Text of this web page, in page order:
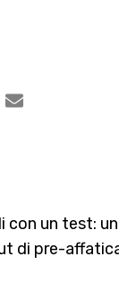
con un test:
di pre-